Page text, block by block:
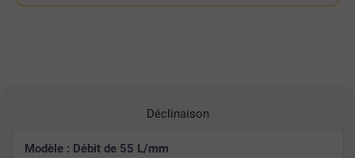
Déclinaison
Modèle : Débit de 55 L/mm